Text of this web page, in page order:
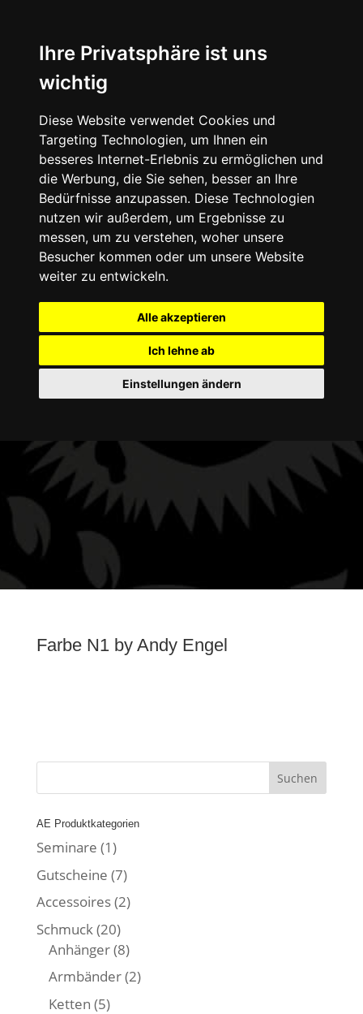
Ihre Privatsphäre ist uns
wichtig
Diese Website verwendet Cookies und
Targeting Technologien, um Ihnen ein
besseres Internet-Erlebnis zu ermöglichen und
die Werbung, die Sie sehen, besser an Ihre
Bedürfnisse anzupassen. Diese Technologien
nutzen wir außerdem, um Ergebnisse zu
messen, um zu verstehen, woher unsere
Besucher kommen oder um unsere Website
weiter zu entwickeln.
Alle akzeptieren
Ich lehne ab
Einstellungen ändern
Seite wählen
Farbe N1 by Andy Engel
AE Produktkategorien
Seminare (1)
Gutscheine (7)
Accessoires(2)
Schmuck (20)
Anhänger(8)
Armbänder(2)
Ketten (5)